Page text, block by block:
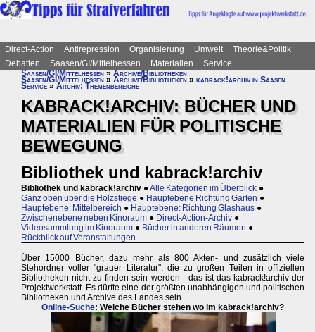
Direct-Action Antirepression Organisierung Umwelt
Theorie&Politik
Debatten
Saasen/GI/Mittelhessen Materialien
Service
Saasen/GI/Mittelhessen»Archive/Bibliotheken
Saasen/GI/Mittelhessen » Archive/Bibliotheken » kabrack!archiv in Saasen
Service » Archiv: Themenbereiche
KABRACK!ARCHIV: BÜCHER UND
MATERIALIEN FÜR POLITISCHE
BEWEGUNG
Bibliothek und kabrack!archiv
Bibliothek und kabrack!archiv ●Alle Kategorien im Überblick ●
Ganz oben über die Holzstiege ● Hauptebene Richtung Garten ●
Hauptebene: Mittelbereich ● Hauptebene: Richtung Glashaus ●
Zwischenebene neben Kinoraum ● Direct-Action-Archiv ●
Videosammlung im Kinoraum ● Bücher in anderen Räumen ●
Rückblick auf Veranstaltungen
Über 15000 Bücher, dazu mehr als 800 Akten- und zusätzlich viele
Stehordner voller "grauer Literatur", die zu großen Teilen in offiziellen
Bibliotheken nicht zu finden sein werden - das ist das kabrack!archiv der
Projektwerkstatt. Es dürfte eine der größten unabhängigen und politischen
Bibliotheken und Archive des Landes sein.
Online-Suche: Welche Bücher stehen wo im kabrack!archiv?